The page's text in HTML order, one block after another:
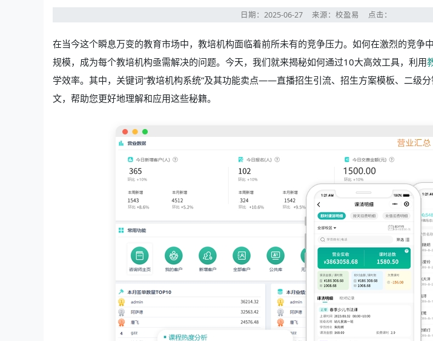
日期：2025-06-27 来源：校盈易 点击：
在当今这个瞬息万变的教育市场中，教培机构面临着前所未有的竞争压力。如何在激烈的竞争
规模，成为每个教培机构亟需解决的问题。今天，我们就来揭秘如何通过10大高效工具，利用
学效率。其中，关键词“教培机构系统”及其功能卖点——直播招生引流、招生方案模板、二级
文，帮助您更好地理解和应用这些秘籍。